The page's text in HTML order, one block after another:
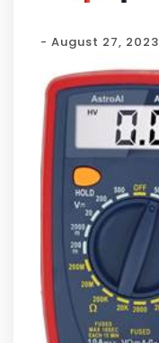
- August 27, 2023